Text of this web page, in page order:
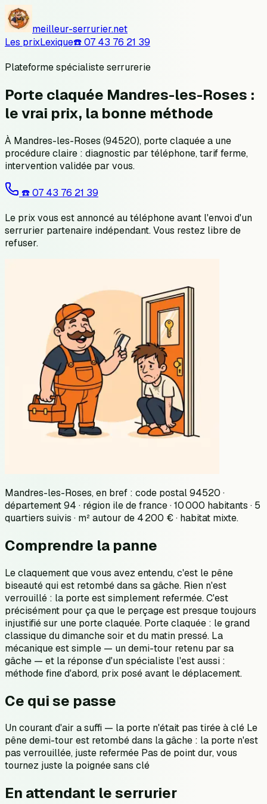
meilleur-serrurier.net
Les prixLexique☎️07 43 76 21 39
Plateforme spécialiste serrurerie
Porte claquée Mandres-les-Roses :
le vrai prix, la bonne méthode
À Mandres-les-Roses (94520), porte claquée a une
procédure claire : diagnostic par téléphone, tarif ferme,
intervention validée par vous.
☎️07 43 76 21 39
Le prix vous est annoncé au téléphone avant l'envoi d'un
serrurier partenaire indépendant. Vous restez libre de
refuser.
Mandres-les-Roses, en bref : code postal 94520 ·
département 94 · région ile de france · 10 000 habitants · 5
quartiers suivis · m² autour de 4 200 € · habitat mixte.
Comprendre la panne
Le claquement que vous avez entendu, c'est le pêne
biseauté qui est retombé dans sa gâche. Rien n'est
verrouillé : la porte est simplement refermée. C'est
précisément pour ça que le perçage est presque toujours
injustifié sur une porte claquée. Porte claquée : le grand
classique du dimanche soir et du matin pressé. La
mécanique est simple — un demi-tour retenu par sa
gâche — et la réponse d'un spécialiste l'est aussi :
méthode fine d'abord, prix posé avant le déplacement.
Ce qui se passe
Un courant d'air a suffi — la porte n'était pas tirée à clé Le
pêne demi-tour est retombé dans la gâche : la porte n'est
pas verrouillée, juste refermée Pas de point dur, vous
tournez juste la poignée sans clé
En attendant le serrurier